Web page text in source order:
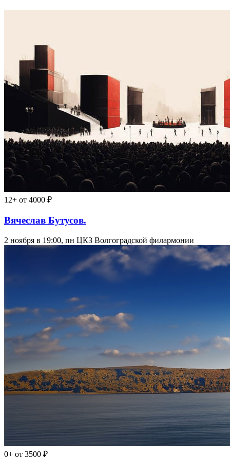
12+ от 4000 ₽
Вячеслав Бутусов.
2 ноября в 19:00, пн ЦКЗ Волгоградской филармонии
0+ от 3500 ₽